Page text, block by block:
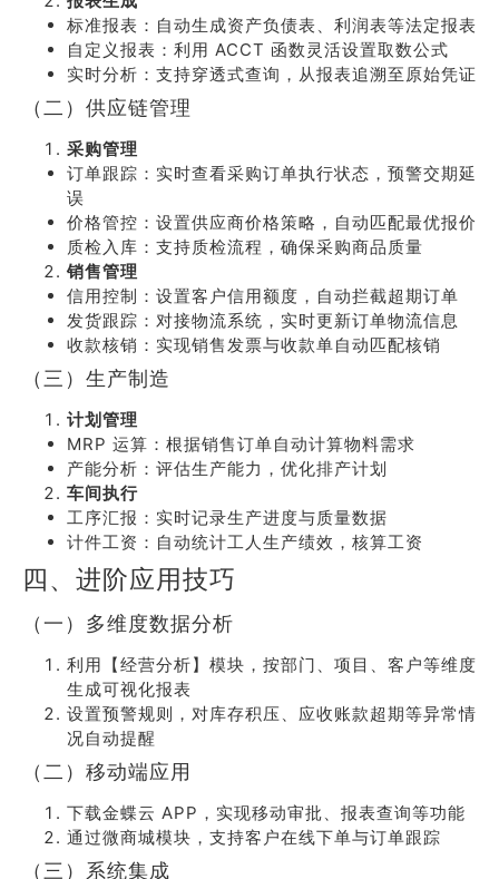
标准报表：自动生成资产负债表、利润表等法定报表
自定义报表：利用 ACCT 函数灵活设置取数公式
实时分析：支持穿透式查询，从报表追溯至原始凭证
（二）供应链管理
采购管理
订单跟踪：实时查看采购订单执行状态，预警交期延
误
价格管控：设置供应商价格策略，自动匹配最优报价
质检入库：支持质检流程，确保采购商品质量
销售管理
信用控制：设置客户信用额度，自动拦截超期订单
发货跟踪：对接物流系统，实时更新订单物流信息
收款核销：实现销售发票与收款单自动匹配核销
（三）生产制造
计划管理
MRP 运算：根据销售订单自动计算物料需求
产能分析：评估生产能力，优化排产计划
车间执行
工序汇报：实时记录生产进度与质量数据
计件工资：自动统计工人生产绩效，核算工资
四、进阶应用技巧
（一）多维度数据分析
利用【经营分析】模块，按部门、项目、客户等维度
生成可视化报表
设置预警规则，对库存积压、应收账款超期等异常情
况自动提醒
（二）移动端应用
下载金蝶云 APP，实现移动审批、报表查询等功能
通过微商城模块，支持客户在线下单与订单跟踪
（三）系统集成